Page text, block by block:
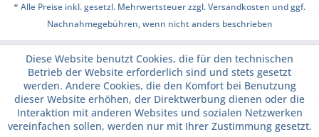
* Alle Preise inkl. gesetzl. Mehrwertsteuer zzgl.Versandkosten und ggf.
Nachnahmegebühren, wenn nicht anders beschrieben
Diese Website benutzt Cookies, die für den technischen
Betrieb der Website erforderlich sind und stets gesetzt
werden. Andere Cookies, die den Komfort bei Benutzung
dieser Website erhöhen, der Direktwerbung dienen oder die
Interaktion mit anderen Websites und sozialen Netzwerken
vereinfachen sollen, werden nur mit Ihrer Zustimmung gesetzt.